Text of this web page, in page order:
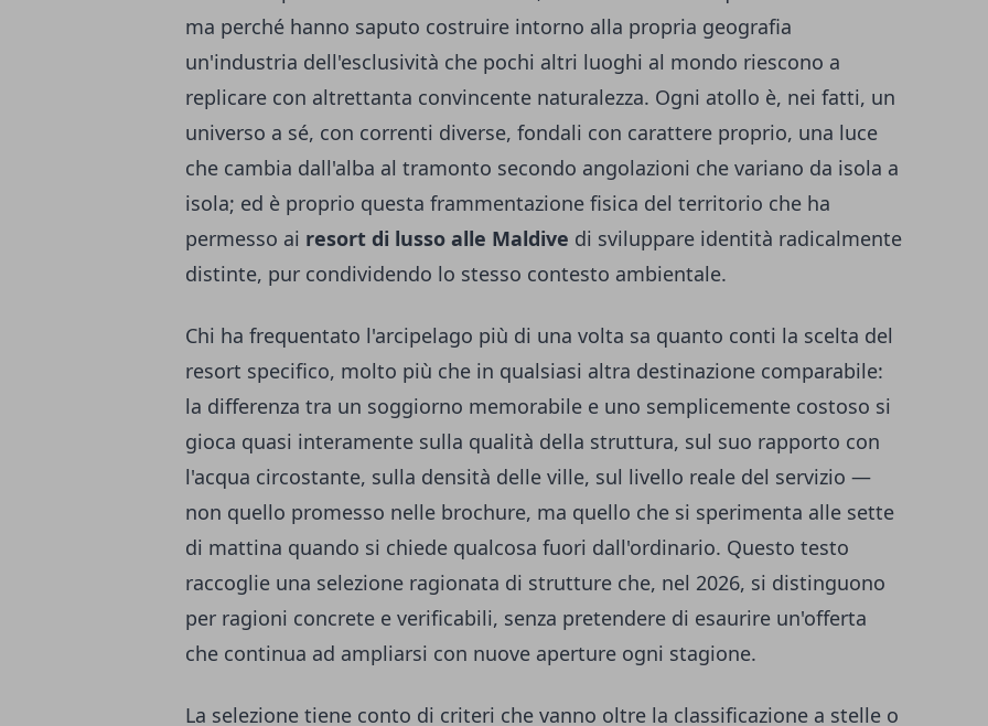
ma perché hanno saputo costruire intorno alla propria geografia
un'industria dell'esclusività che pochi altri luoghi al mondo riescono a
replicare con altrettanta convincente naturalezza. Ogni atollo è, nei fatti, un
universo a sé, con correnti diverse, fondali con carattere proprio, una luce
che cambia dall'alba al tramonto secondo angolazioni che variano da isola a
isola; ed è proprio questa frammentazione fisica del territorio che ha
permesso ai resort di lusso alle Maldive di sviluppare identità radicalmente
distinte, pur condividendo lo stesso contesto ambientale.
Chi ha frequentato l'arcipelago più di una volta sa quanto conti la scelta del
resort specifico, molto più che in qualsiasi altra destinazione comparabile:
la differenza tra un soggiorno memorabile e uno semplicemente costoso si
gioca quasi interamente sulla qualità della struttura, sul suo rapporto con
l'acqua circostante, sulla densità delle ville, sul livello reale del servizio —
non quello promesso nelle brochure, ma quello che si sperimenta alle sette
di mattina quando si chiede qualcosa fuori dall'ordinario. Questo testo
raccoglie una selezione ragionata di strutture che, nel 2026, si distinguono
per ragioni concrete e verificabili, senza pretendere di esaurire un'offerta
che continua ad ampliarsi con nuove aperture ogni stagione.
La selezione tiene conto di criteri che vanno oltre la classificazione a stelle o